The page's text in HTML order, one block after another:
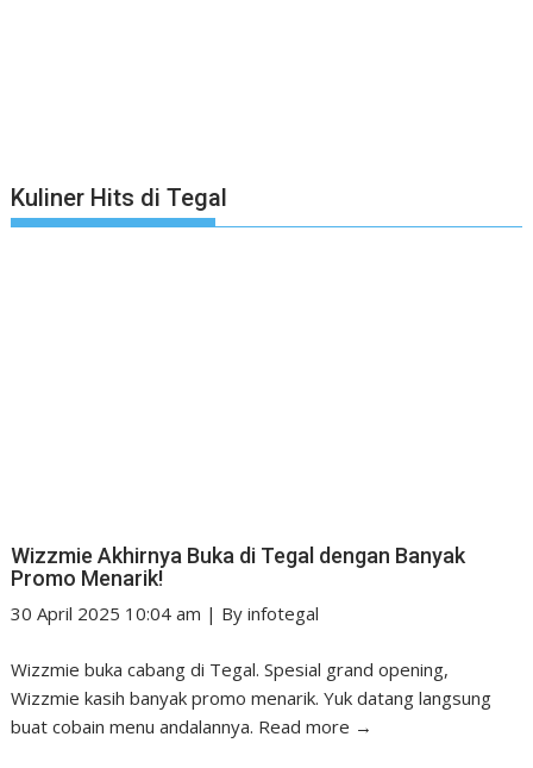
Kuliner Hits di Tegal
Wizzmie Akhirnya Buka di Tegal dengan Banyak
Promo Menarik!
30 April 2025 10:04 am | Byinfotegal
Wizzmie buka cabang di Tegal. Spesial grand opening,
Wizzmie kasih banyak promo menarik. Yuk datang langsung
buat cobain menu andalannya. Read more →